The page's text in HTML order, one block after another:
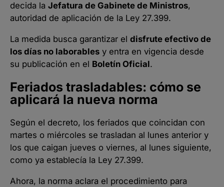
decida la Jefatura de Gabinete de Ministros,
autoridad de aplicación de la Ley 27.399.
La medida busca garantizar el disfrute efectivo de
los días no laborables y entra en vigencia desde
su publicación en el Boletín Oficial.
Feriados trasladables: cómo se
aplicará la nueva norma
Según el decreto, los feriados que coincidan con
martes o miércoles se trasladan al lunes anterior y
los que caigan jueves o viernes, al lunes siguiente,
como ya establecía la Ley 27.399.
Ahora, la norma aclara el procedimiento para